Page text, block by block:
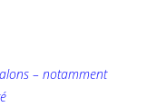
– notamment